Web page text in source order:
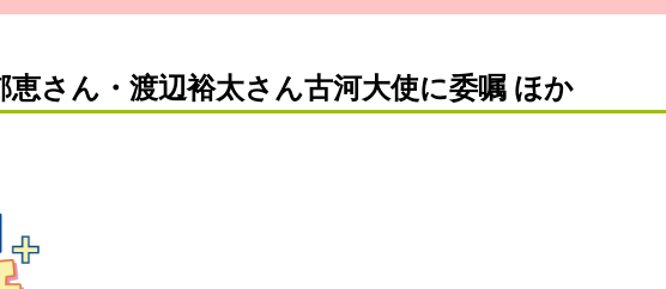
恵さん・渡辺裕太さん古河大使に委嘱 ほか